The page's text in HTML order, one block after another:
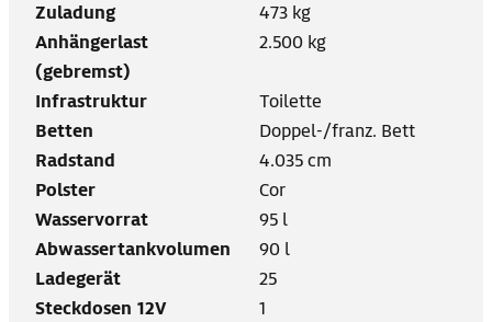
Zuladung
473 kg
Anhängerlast
(gebremst)
2.500 kg
Infrastruktur
Toilette
Betten
Doppel-/franz. Bett
Radstand
4.035 cm
Polster
Cor
Wasservorrat
95 l
Abwassertankvolumen
90 l
Ladegerät
25
Steckdosen 12V
1